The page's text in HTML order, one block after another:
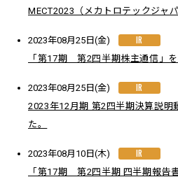
MECT2023（メカトロテックジャ
2023年08月25日(金) IR
「第17期 第2四半期株主通信」を
2023年08月25日(金) IR
2023年12月期 第2四半期決算説明
た。
2023年08月10日(木) IR
「第17期 第2四半期 四半期報告